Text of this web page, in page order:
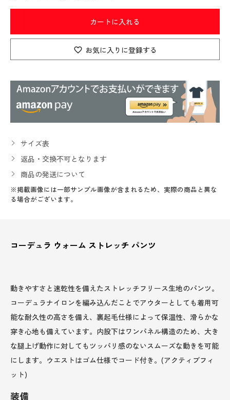
カートに入れる
お気に入りに登録する
サイズ表
返品・交換不可となります
商品の発送について
※掲載画像には一部サンプル画像が含まれるため、実際の商品と異な
る場合がございます。
コーデュラ ウォーム ストレッチ パンツ
動きやすさと速乾性を備えたストレッチフリース生地のパンツ。
コーデュラナイロンを編み込んだことでアウターとしても着用可
能な耐久性の高さを備え、裏起毛仕様によって保温性、滑らかな
穿き心地も備えています。内股下はワンパネル構造のため、大き
な腿上げ動作に対してもツッパリ感のないスムーズな動きを可能
にします。ウエストはゴム仕様でコード付き。(アクティブフィ
ット)
装備